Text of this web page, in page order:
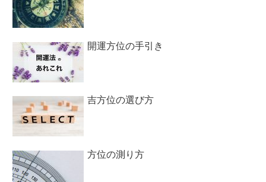
開運方位の手引き
吉方位の選び方
方位の測り方